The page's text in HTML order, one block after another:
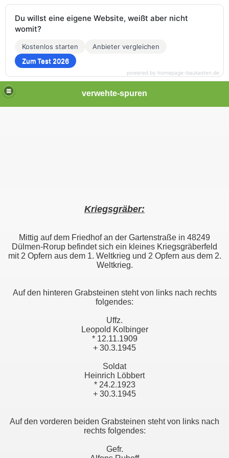
verwehte-spuren
Kriegsgräber:
Mittig auf dem Friedhof an der Gartenstraße in 48249
Dülmen-Rorup befindet sich ein kleines Kriegsgräberfeld
mit 2 Opfern aus dem 1. Weltkrieg und 2 Opfern aus dem 2.
Weltkrieg.
Auf den hinteren Grabsteinen steht von links nach rechts
folgendes:
Uffz.
Leopold Kolbinger
* 12.11.1909
+ 30.3.1945
Soldat
Heinrich Löbbert
* 24.2.1923
+ 30.3.1945
Auf den vorderen beiden Grabsteinen steht von links nach
rechts folgendes:
Gefr.
Du willst eine eigene Website, weißt aber nicht
womit?
Kostenlos starten
Anbieter vergleichen
Zum Test 2026
powered by homepage-baukasten.de